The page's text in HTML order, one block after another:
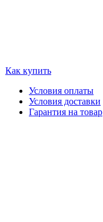
Как купить
Условия оплаты
Условия доставки
Гарантия на товар